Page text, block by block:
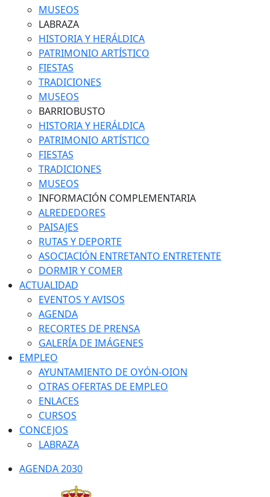
MUSEOS
LABRAZA
HISTORIA Y HERÁLDICA
PATRIMONIO ARTÍSTICO
FIESTAS
TRADICIONES
MUSEOS
BARRIOBUSTO
HISTORIA Y HERÁLDICA
PATRIMONIO ARTÍSTICO
FIESTAS
TRADICIONES
MUSEOS
INFORMACIÓN COMPLEMENTARIA
ALREDEDORES
PAISAJES
RUTAS Y DEPORTE
ASOCIACIÓN ENTRETANTO ENTRETENTE
DORMIR Y COMER
ACTUALIDAD
EVENTOS Y AVISOS
AGENDA
RECORTES DE PRENSA
GALERÍA DE IMÁGENES
EMPLEO
AYUNTAMIENTO DE OYÓN-OION
OTRAS OFERTAS DE EMPLEO
ENLACES
CURSOS
CONCEJOS
LABRAZA
AGENDA 2030